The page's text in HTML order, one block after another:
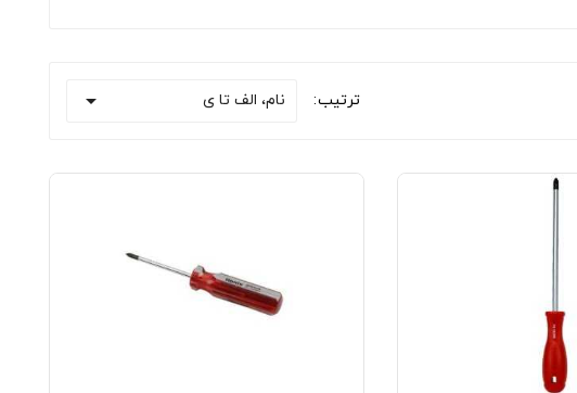
ترتیب: نام، الف تا ی 